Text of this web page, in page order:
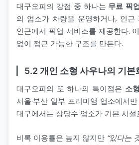
대구오피의 강점 중 하나는 무료 픽
의 업소가 차량을 운영하거나, 인근
인근에서 픽업 서비스를 제공한다.
없이 접근 가능한 구조를 만든다.
5.2 개인 소형 사우나의 기본
대구오피의 또 하나의 특이점은 소
서울·부산 일부 프리미엄 업소에서
대구에서는 상당수 업소가 기본 시설
비록 이용률은 높지 않지만 “있다는